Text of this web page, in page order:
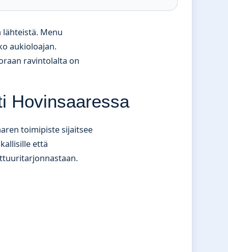
Menu
aukioloajan.
ravintolalta on
Hovinsaaressa
toimipiste sijaitsee
että